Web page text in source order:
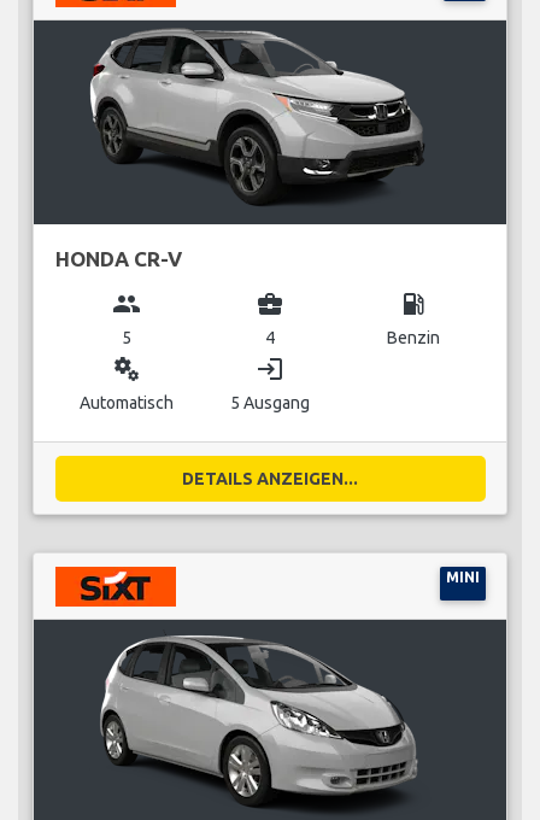
HONDA CR-V
group
5
business_center
4
local_gas_station
Benzin
miscellaneous_services
Automatisch
login
5 Ausgang
DETAILS ANZEIGEN...
MINI